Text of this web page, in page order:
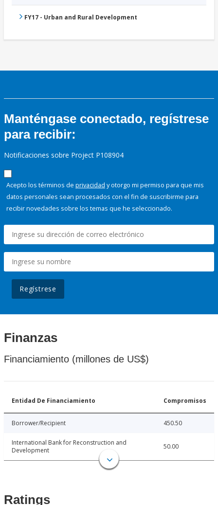
FY17 - Urban and Rural Development
Manténgase conectado, regístrese
para recibir:
Notificaciones sobre Project P108904
Acepto los términos de privacidad y otorgo mi permiso para que mis
datos personales sean procesados con el fin de suscribirme para
recibir novedades sobre los temas que he seleccionado.
Regístrese
Finanzas
Financiamiento (millones de US$)
Entidad De Financiamiento Compromisos
Borrower/Recipient 450.50
International Bank for Reconstruction and
Development
50.00
Ratings